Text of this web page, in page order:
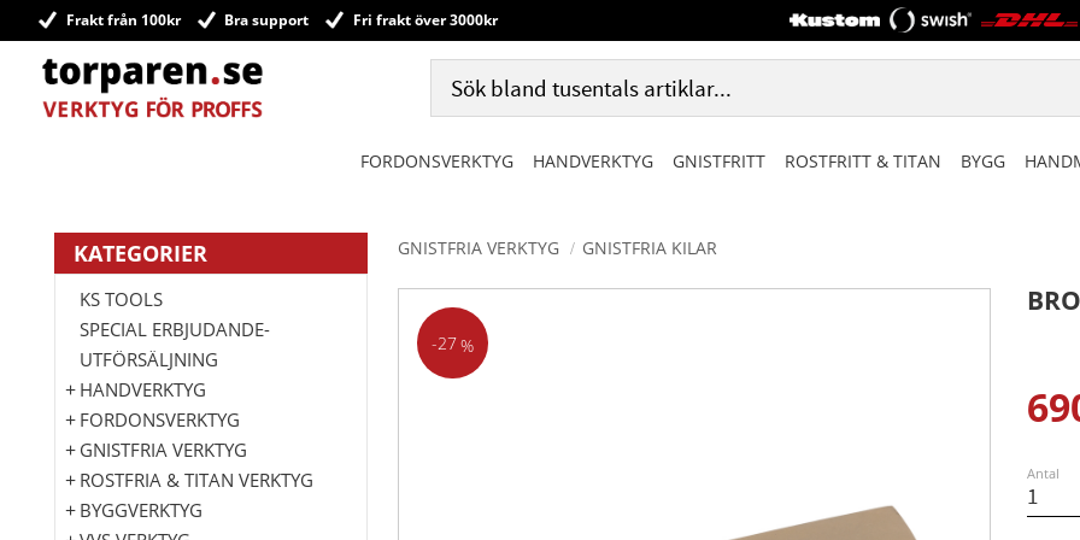
Frakt från 100kr Bra support Fri frakt över 3000kr
FORDONSVERKTYG HANDVERKTYG GNISTFRITT ROSTFRITT & TITAN BYGG
GNISTFRIA VERKTYG GNISTFRIA KILAR
27%
Antal
KATEGORIER
KS TOOLS
SPECIAL ERBJUDANDE-
UTFÖRSÄLJNING
HANDVERKTYG
FORDONSVERKTYG
GNISTFRIA VERKTYG
ROSTFRIA & TITAN VERKTYG
BYGGVERKTYG